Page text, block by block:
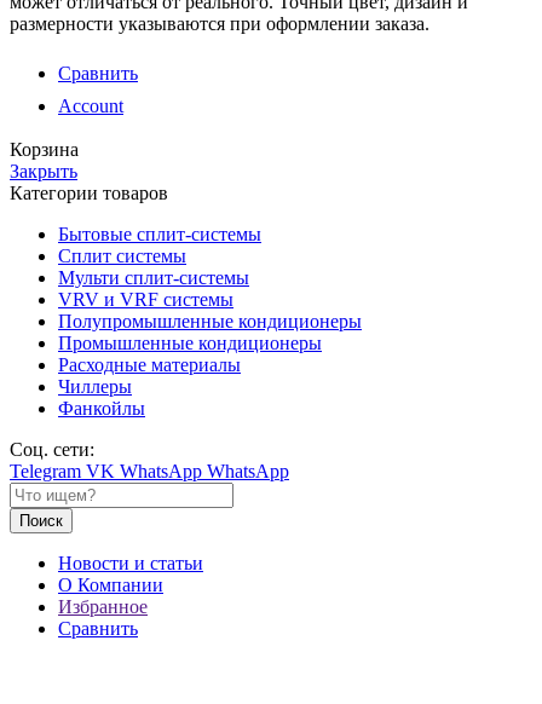
размерности указываются при оформлении заказа.
Сравнить
Account
Корзина
Закрыть
Категории товаров
Бытовые сплит-системы
Сплит системы
Мульти сплит-системы
VRV и VRF системы
Полупромышленные кондиционеры
Промышленные кондиционеры
Расходные материалы
Чиллеры
Фанкойлы
Соц. сети:
Telegram VK WhatsApp WhatsApp
Поиск
Новости и статьи
О Компании
Избранное
Сравнить